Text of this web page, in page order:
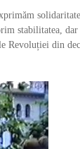
stabilitatea, dar
Revoluției din